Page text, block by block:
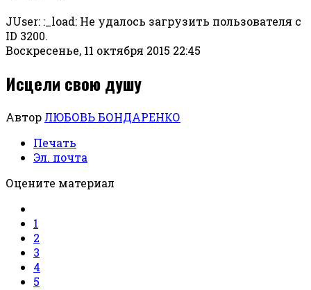
JUser: :_load: Не удалось загрузить пользователя с
ID 3200.
Воскресенье, 11 октября 2015 22:45
Исцели свою душу
АвторЛЮБОВЬ БОНДАРЕНКО
Печать
Эл. почта
Оцените материал
1
2
3
4
5